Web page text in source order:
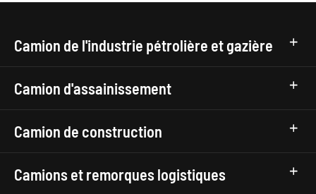
Camion de l'industrie pétrolière et gazière
Camion d'assainissement
Camion de construction
Camions et remorques logistiques